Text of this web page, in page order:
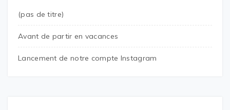
(pas de titre)
Avant de partir en vacances
Lancement de notre compte Instagram